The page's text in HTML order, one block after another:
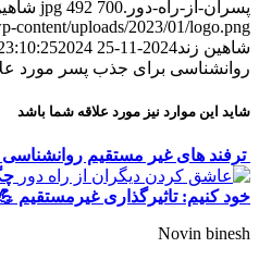
پسران-از-راه-دور.jpg
492 700
content/uploads/2023/01/logo.png
شاهین زند2024-11-25 23:10:25
2024-11-30 17:53:58
روانشناسی برای جذب پسر مورد
شاید این موارد نیز مورد علاقه شما باشد
ترفند های غیر مستقیم
خود کنیم: تاثیرگذاری غیرمستقیم
Novin binesh